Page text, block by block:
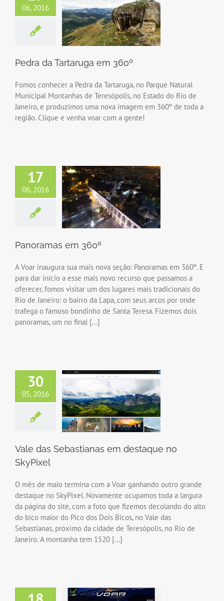
06, 2016
Pedra da Tartaruga em 360º
Fomos conhecer a Pedra da Tartaruga, no Parque Natural
Municipal Montanhas de Teresópolis, no Estado do Rio de
Janeiro, e produzimos uma nova imagem em 360º de toda a
região. Clique e venha voar com a gente!
17
06, 2016
Panoramas em 360º
A Voar inaugura sua mais nova seção: Panoramas em 360º. E
para dar início a esse mais novo recurso que passamos a
oferecer, fomos visitar um dos lugares mais tradicionais do
Rio de Janeiro: o bairro da Lapa, com seus arcos por onde
trafega o famoso bondinho de Santa Teresa. Fizemos dois
panoramas, um no final [...]
30
05, 2016
Vale das Sebastianas em destaque no
SkyPixel
O mês de maio termina com a Voar ganhando outro grande
destaque no SkyPixel. Novamente ocupamos toda a largura
da página do site, com a foto que fizemos decolando do alto
do bico maior do Pico dos Dois Bicos, no Vale das
Sebastianas, próximo da cidade de Teresópolis, no Rio de
Janeiro. A montanha tem 1520 [...]